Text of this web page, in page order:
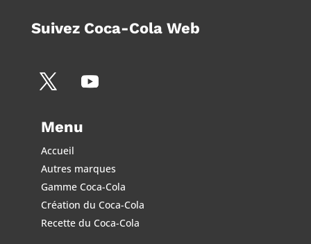
Suivez Coca-Cola Web
Menu
Accueil
Autres marques
Gamme Coca-Cola
Création du Coca-Cola
Recette du Coca-Cola